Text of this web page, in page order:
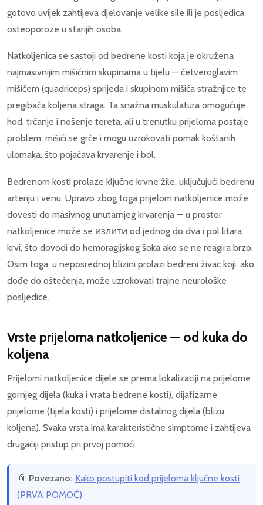
gotovo uvijek zahtijeva djelovanje velike sile ili je posljedica
osteoporoze u starijih osoba.
Natkoljenica se sastoji od bedrene kosti koja je okružena
najmasivnijim mišićnim skupinama u tijelu — četveroglavim
mišićem (quadriceps) sprijeda i skupinom mišića stražnjice te
pregibača koljena straga. Ta snažna muskulatura omogućuje
hod, trčanje i nošenje tereta, ali u trenutku prijeloma postaje
problem: mišići se grče i mogu uzrokovati pomak koštanih
ulomaka, što pojačava krvarenje i bol.
Bedrenom kosti prolaze ključne krvne žile, uključujući bedrenu
arteriju i venu. Upravo zbog toga prijelom natkoljenice može
dovesti do masivnog unutarnjeg krvarenja — u prostor
natkoljenice može se излити od jednog do dva i pol litara
krvi, što dovodi do hemoragijskog šoka ako se ne reagira brzo.
Osim toga, u neposrednoj blizini prolazi bedreni živac koji, ako
dođe do oštećenja, može uzrokovati trajne neurološke
posljedice.
Vrste prijeloma natkoljenice — od kuka do
koljena
Prijelomi natkoljenice dijele se prema lokalizaciji na prijelome
gornjeg dijela (kuka i vrata bedrene kosti), dijafizarne
prijelome (tijela kosti) i prijelome distalnog dijela (blizu
koljena). Svaka vrsta ima karakteristične simptome i zahtijeva
drugačiji pristup pri prvoj pomoći.
📎 Povezano: Kako postupiti kod prijeloma ključne kosti
(PRVA POMOĆ)